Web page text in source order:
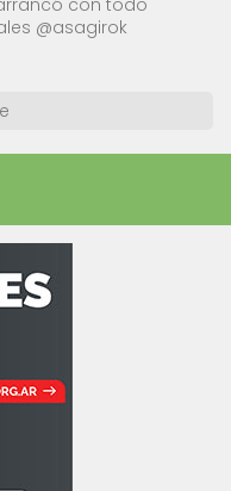
con todo
@asagirok